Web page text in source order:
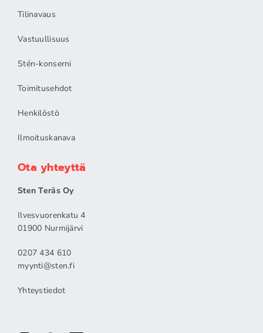
Tilinavaus
Vastuullisuus
Stén-konserni
Toimitusehdot
Henkilöstö
Ilmoituskanava
Ota yhteyttä
Sten Teräs Oy
Ilvesvuorenkatu 4
01900 Nurmijärvi
0207 434 610
myynti@sten.fi
Yhteystiedot